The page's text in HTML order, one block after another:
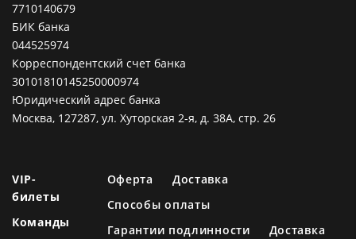
7710140679
БИК банка
044525974
Корреспондентский счет банка
30101810145250000974
Юридический адрес банка
Москва, 127287, ул. Хуторская 2-я, д. 38А, стр. 26
VIP-
билеты
Команды
Оферта
Доставка
Способы оплаты
Гарантии подлинности
Доставка